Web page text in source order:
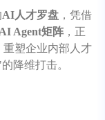
AI人才罗盘 ，凭借
Agent矩阵 ，正
塑企业内部人才
降维打击。